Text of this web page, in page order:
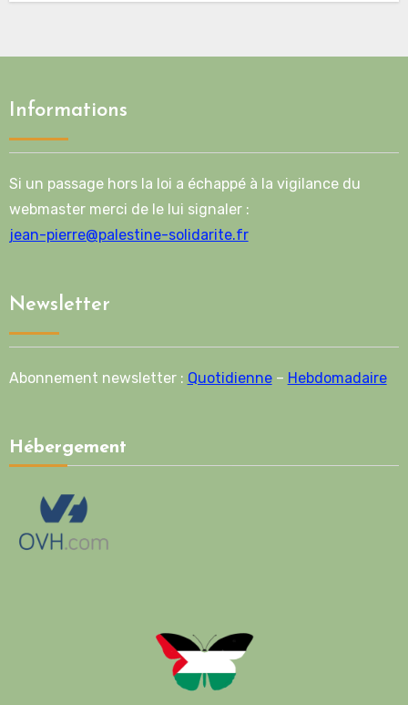
Informations
Si un passage hors la loi a échappé à la vigilance du
webmaster merci de le lui signaler :
jean-pierre@palestine-solidarite.fr
Newsletter
Abonnement newsletter : Quotidienne– Hebdomadaire
Hébergement